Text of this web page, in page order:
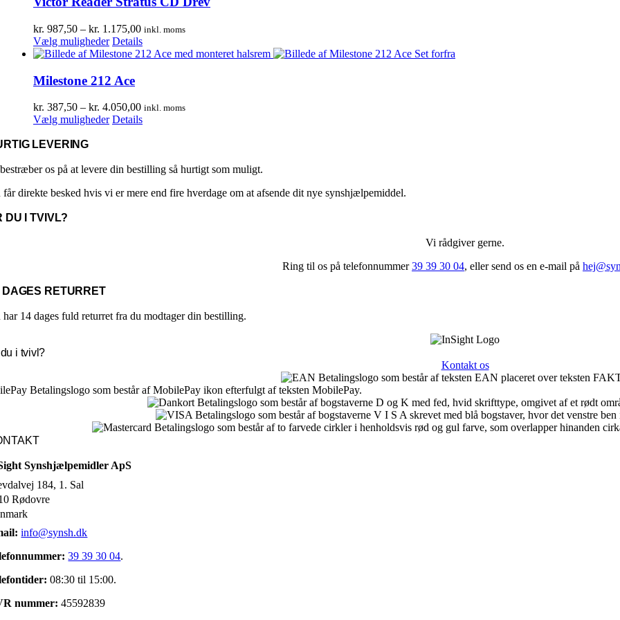
Mulighederne
kan
vælges
på
varesiden
kr. 987,50 – kr. 1.175,00Prisinterval:
kr. 987,50
til
inkl. moms
Vælg muligheder Dette
vare
flere
varianter.
Mulighederne
kan
vælges
Details
Milestone 212 Ace
kr. 387,50 – kr. 4.050,00Prisinterval:
kr. 387,50
inkl. moms
Vælg muligheder Dette
varianter.
kan
Details
LEVERING
os på at levere din bestilling så hurtigt som muligt.
får direkte besked hvis vi er mere end fire hverdage om at afsende dit nye synshjælpemiddel.
DU I TVIVL?
Vi rådgiver gerne.
Ring til os på telefonnummer39 39 30 04, eller send os en e-mail på
DAGES RETURRET
har 14 dages fuld returret fra du modtager din bestilling.
i tvivl?
Kontakt os
Synshjælpemidler ApS
184, 1. Sal
Rødovre
info@synsh.dk
39 39 30 04.
08:30 til 15:00.
nummer: 45592839